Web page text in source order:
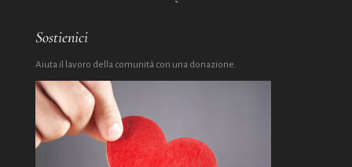
Sostienici
Aiuta il lavoro della comunità con una donazione.